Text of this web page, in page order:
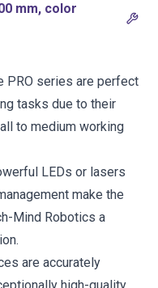
mm, color
PRO series are perfect
tasks due to their
to medium working
LEDs or lasers
make the
Mind Robotics a
are accurately